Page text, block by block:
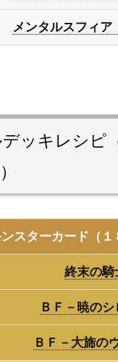
メンタルスフィア
ッキレシピ
スターカード（１
終末の騎
ＢＦ－暁のシ
ＢＦ－大旆の